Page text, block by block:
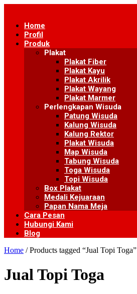
contentHome
Profil
Produk
Plakat
Plakat Fiber
Plakat Kayu
Plakat Akrilik
Plakat Wayang
Plakat Marmer
Perlengkapan Wisuda
Patung Wisuda
Kalung Wisuda
Kalung Rektor
Plakat Wisuda
Map Wisuda
Tabung Wisuda
Toga Wisuda
Topi Wisuda
Box Plakat
Medali Kejuaraan
Papan Nama Meja
Cara Pesan
Hubungi Kami
Blog
Home / Products tagged “Jual Topi Toga”
Jual Topi Toga